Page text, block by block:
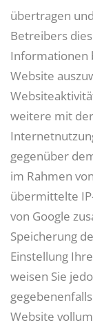
übertragen
Betreibers
Informationen
Website
weitere mit
gegenüber
im Rahmen
übermittelte
von Google
Speicherung
Einstellung
weisen Sie
Website